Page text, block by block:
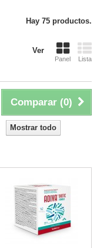
Hay 75 productos.
Ver
Panel Lista
Comparar (0)
Mostrar todo